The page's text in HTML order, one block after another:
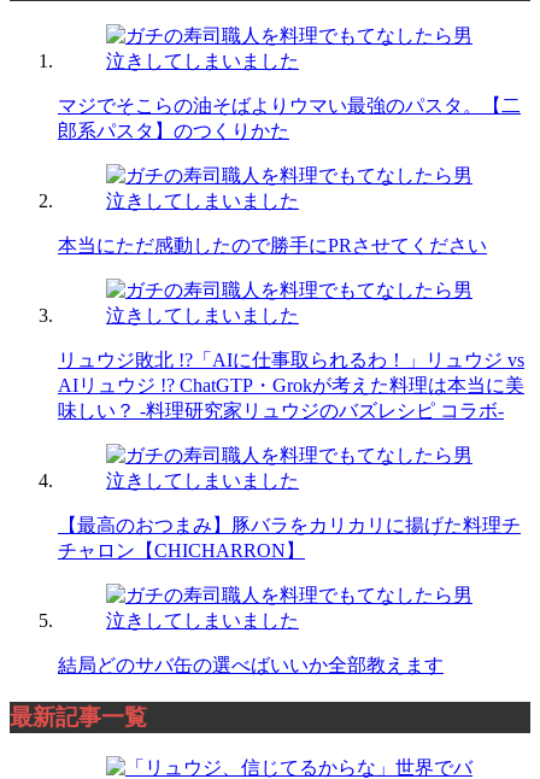
マジでそこらの油そばよりウマい最強のパスタ。【二
郎系パスタ】のつくりかた
本当にただ感動したので勝手にPRさせてください
リュウジ敗北 !?「AIに仕事取られるわ！」リュウジ vs
AIリュウジ !? ChatGTP・Grokが考えた料理は本当に美
味しい？ -料理研究家リュウジのバズレシピ コラボ-
【最高のおつまみ】豚バラをカリカリに揚げた料理チ
チャロン【CHICHARRON】
結局どのサバ缶の選べばいいか全部教えます
最新記事一覧